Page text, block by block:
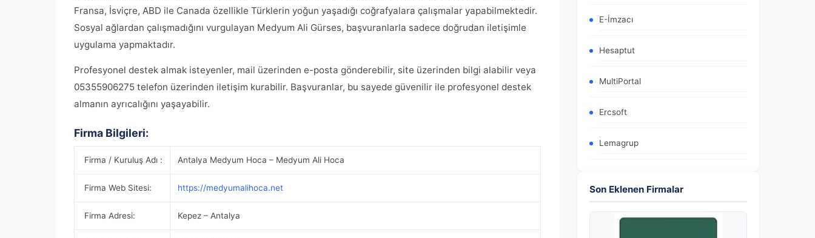
Fransa, İsviçre, ABD ile Canada özellikle Türklerin yoğun yaşadığı coğrafyalara çalışmalar yapabilmektedir.
Sosyal ağlardan çalışmadığını vurgulayan Medyum Ali Gürses, başvuranlarla sadece doğrudan iletişimle
uygulama yapmaktadır.
Profesyonel destek almak isteyenler, mail üzerinden e-posta gönderebilir, site üzerinden bilgi alabilir veya
05355906275 telefon üzerinden iletişim kurabilir. Başvuranlar, bu sayede güvenilir ile profesyonel destek
almanın ayrıcalığını yaşayabilir.
Firma Bilgileri:
Firma / Kuruluş Adı : Antalya Medyum Hoca – Medyum Ali Hoca
Firma Web Sitesi: https://medyumalihoca.net
Firma Adresi: Kepez – Antalya
E-İmzacı
Hesaptut
MultiPortal
Ercsoft
Lemagrup
Son Eklenen Firmalar